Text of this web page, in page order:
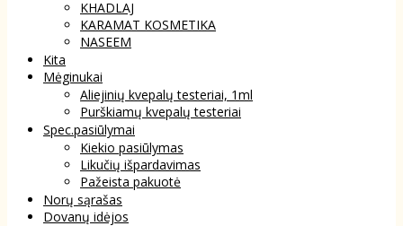
KHADLAJ
KARAMAT KOSMETIKA
NASEEM
Kita
Mėginukai
Aliejinių kvepalų testeriai, 1ml
Purškiamų kvepalų testeriai
Spec.pasiūlymai
Kiekio pasiūlymas
Likučių išpardavimas
Pažeista pakuotė
Norų sąrašas
Dovanų idėjos